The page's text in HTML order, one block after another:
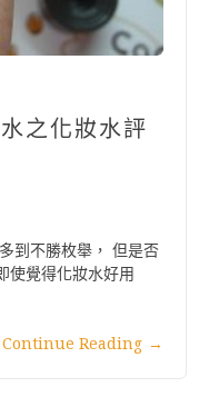
之化妝水評
到不勝枚舉， 但是否
使覺得化妝水好用
Continue Reading →